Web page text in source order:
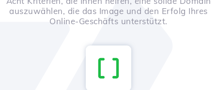
auszuwählen, die das Image und den Erfolg Ihres
Online-Geschäfts unterstützt.